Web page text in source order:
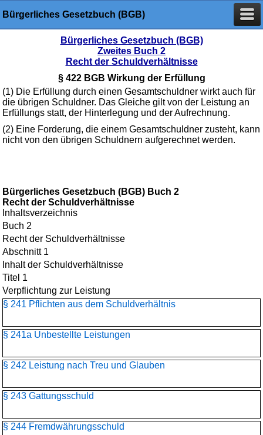
Bürgerliches Gesetzbuch (BGB)
Bürgerliches Gesetzbuch (BGB)
Zweites Buch 2
Recht der Schuldverhältnisse
§ 422 BGB Wirkung der Erfüllung
(1) Die Erfüllung durch einen Gesamtschuldner wirkt auch für
die übrigen Schuldner. Das Gleiche gilt von der Leistung an
Erfüllungs statt, der Hinterlegung und der Aufrechnung.
(2) Eine Forderung, die einem Gesamtschuldner zusteht, kann
nicht von den übrigen Schuldnern aufgerechnet werden.
Bürgerliches Gesetzbuch (BGB) Buch 2
Recht der Schuldverhältnisse
Inhaltsverzeichnis
Buch 2
Recht der Schuldverhältnisse
Abschnitt 1
Inhalt der Schuldverhältnisse
Titel 1
Verpflichtung zur Leistung
§ 241 Pflichten aus dem Schuldverhältnis
§ 241a Unbestellte Leistungen
§ 242 Leistung nach Treu und Glauben
§ 243 Gattungsschuld
§ 244 Fremdwährungsschuld